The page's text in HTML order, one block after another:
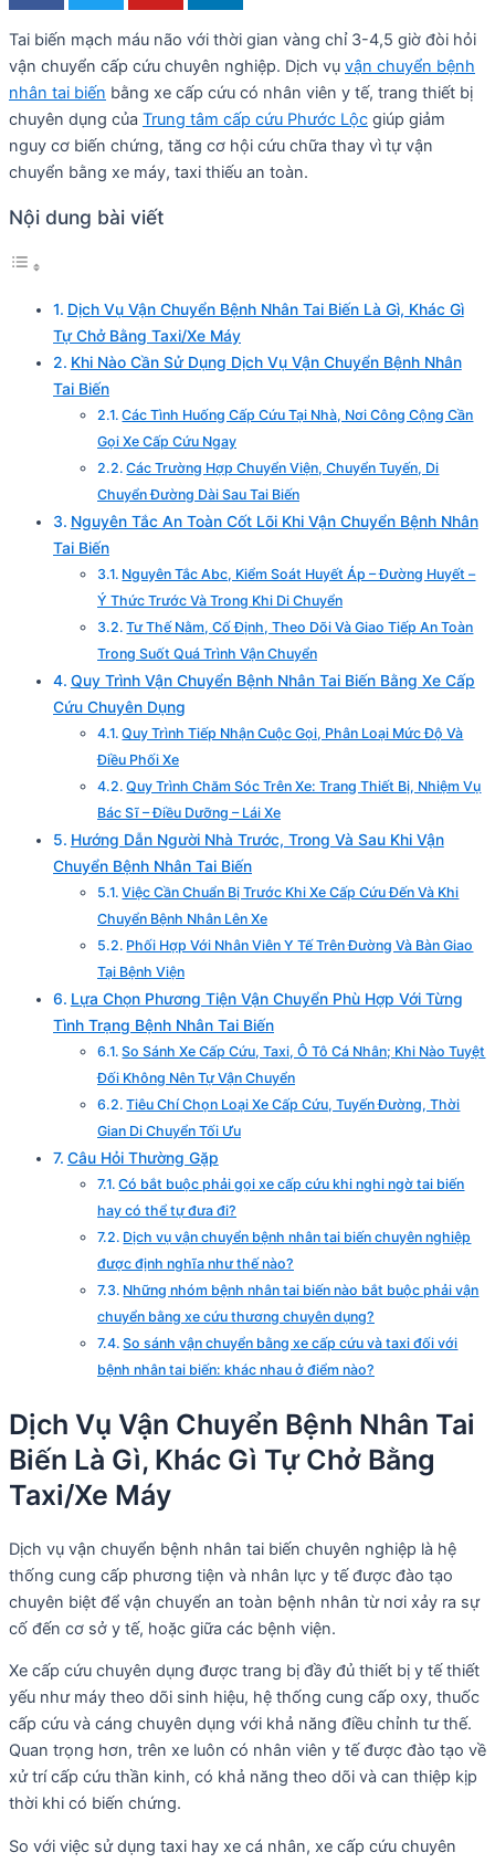
Tai biến mạch máu não với thời gian vàng chỉ 3-4,5 giờ đòi hỏi
vận chuyển cấp cứu chuyên nghiệp. Dịch vụ vận chuyển bệnh
nhân tai biến bằng xe cấp cứu có nhân viên y tế, trang thiết bị
chuyên dụng của Trung tâm cấp cứu Phước Lộc giúp giảm
nguy cơ biến chứng, tăng cơ hội cứu chữa thay vì tự vận
chuyển bằng xe máy, taxi thiếu an toàn.
Nội dung bài viết
Dịch Vụ Vận Chuyển Bệnh Nhân Tai Biến Là Gì, Khác Gì
Tự Chở Bằng Taxi/Xe Máy
Khi Nào Cần Sử Dụng Dịch Vụ Vận Chuyển Bệnh Nhân
Tai Biến
Các Tình Huống Cấp Cứu Tại Nhà, Nơi Công Cộng Cần
Gọi Xe Cấp Cứu Ngay
Các Trường Hợp Chuyển Viện, Chuyển Tuyến, Di
Chuyển Đường Dài Sau Tai Biến
Nguyên Tắc An Toàn Cốt Lõi Khi Vận Chuyển Bệnh Nhân
Tai Biến
Nguyên Tắc Abc, Kiểm Soát Huyết Áp – Đường Huyết –
Ý Thức Trước Và Trong Khi Di Chuyển
Tư Thế Nằm, Cố Định, Theo Dõi Và Giao Tiếp An Toàn
Trong Suốt Quá Trình Vận Chuyển
Quy Trình Vận Chuyển Bệnh Nhân Tai Biến Bằng Xe Cấp
Cứu Chuyên Dụng
Quy Trình Tiếp Nhận Cuộc Gọi, Phân Loại Mức Độ Và
Điều Phối Xe
Quy Trình Chăm Sóc Trên Xe: Trang Thiết Bị, Nhiệm Vụ
Bác Sĩ – Điều Dưỡng – Lái Xe
Hướng Dẫn Người Nhà Trước, Trong Và Sau Khi Vận
Chuyển Bệnh Nhân Tai Biến
Việc Cần Chuẩn Bị Trước Khi Xe Cấp Cứu Đến Và Khi
Chuyển Bệnh Nhân Lên Xe
Phối Hợp Với Nhân Viên Y Tế Trên Đường Và Bàn Giao
Tại Bệnh Viện
Lựa Chọn Phương Tiện Vận Chuyển Phù Hợp Với Từng
Tình Trạng Bệnh Nhân Tai Biến
So Sánh Xe Cấp Cứu, Taxi, Ô Tô Cá Nhân; Khi Nào Tuyệt
Đối Không Nên Tự Vận Chuyển
Tiêu Chí Chọn Loại Xe Cấp Cứu, Tuyến Đường, Thời
Gian Di Chuyển Tối Ưu
Câu Hỏi Thường Gặp
Có bắt buộc phải gọi xe cấp cứu khi nghi ngờ tai biến
hay có thể tự đưa đi?
Dịch vụ vận chuyển bệnh nhân tai biến chuyên nghiệp
được định nghĩa như thế nào?
Những nhóm bệnh nhân tai biến nào bắt buộc phải vận
chuyển bằng xe cứu thương chuyên dụng?
So sánh vận chuyển bằng xe cấp cứu và taxi đối với
bệnh nhân tai biến: khác nhau ở điểm nào?
Dịch Vụ Vận Chuyển Bệnh Nhân Tai
Biến Là Gì, Khác Gì Tự Chở Bằng
Taxi/Xe Máy
Dịch vụ vận chuyển bệnh nhân tai biến chuyên nghiệp là hệ
thống cung cấp phương tiện và nhân lực y tế được đào tạo
chuyên biệt để vận chuyển an toàn bệnh nhân từ nơi xảy ra sự
cố đến cơ sở y tế, hoặc giữa các bệnh viện.
Xe cấp cứu chuyên dụng được trang bị đầy đủ thiết bị y tế thiết
yếu như máy theo dõi sinh hiệu, hệ thống cung cấp oxy, thuốc
cấp cứu và cáng chuyên dụng với khả năng điều chỉnh tư thế.
Quan trọng hơn, trên xe luôn có nhân viên y tế được đào tạo về
xử trí cấp cứu thần kinh, có khả năng theo dõi và can thiệp kịp
thời khi có biến chứng.
So với việc sử dụng taxi hay xe cá nhân, xe cấp cứu chuyên